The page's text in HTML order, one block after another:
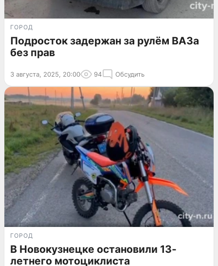
ГОРОД
Подросток задержан за рулём ВАЗа
без прав
3 августа, 2025, 20:00 94 Обсудить
ГОРОД
В Новокузнецке остановили 13-
летнего мотоциклиста